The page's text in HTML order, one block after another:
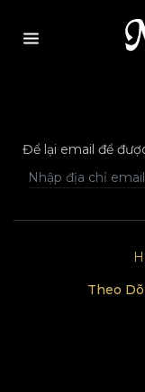
Để lại email để
Theo